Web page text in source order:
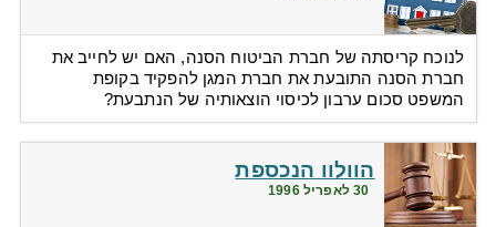
לנוכח קריסתה של חברת הביטוח הסנה, האם יש לחייב את
חברת הסנה התובעת את חברת המגן להפקיד בקופת
המשפט סכום ערבון לכיסוי הוצאותיה של הנתבעת?
הוולוו הנכספת
30 לאפריל 1996